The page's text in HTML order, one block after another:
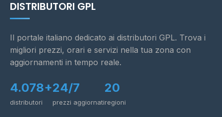
DISTRIBUTORI GPL
Il portale italiano dedicato ai distributori GPL. Trova i
migliori prezzi, orari e servizi nella tua zona con
aggiornamenti in tempo reale.
4.078+
distributori
24/7
prezzi aggiornati
20
regioni